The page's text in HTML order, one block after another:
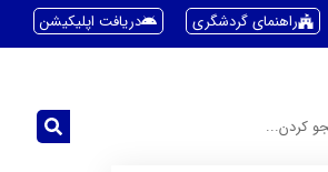
راهنمای گردشگری دریافت اپلیکیشن